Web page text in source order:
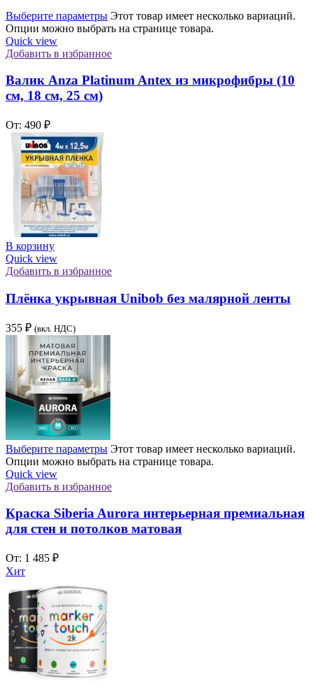
Выберите параметры Этот товар имеет несколько вариаций.
Опции можно выбрать на странице товара.
Quick view
Добавить в избранное
Валик Anza Platinum Antex из микрофибры (10
см, 18 см, 25 см)
От: 490 ₽
В корзину
Quick view
Добавить в избранное
Плёнка укрывная Unibob без малярной ленты
355 ₽ (вкл. НДС)
Выберите параметры Этот товар имеет несколько вариаций.
Опции можно выбрать на странице товара.
Quick view
Добавить в избранное
Краска Siberia Aurora интерьерная премиальная
для стен и потолков матовая
От: 1 485 ₽
Хит